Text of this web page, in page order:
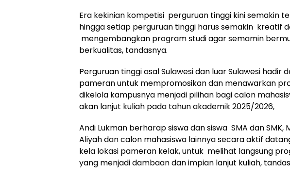
Era kekinian kompetisi perguruan tinggi kini semakin
hingga setiap perguruan tinggi harus semakin kreatif
mengembangkan program studi agar semamin
berkualitas, tandasnya.
Perguruan tinggi asal Sulawesi dan luar Sulawesi hadir
pameran untuk mempromosikan dan menawarkan
dikelola kampusnya menjadi pilihan bagi calon
akan lanjut kuliah pada tahun akademik 2025/2026,
Andi Lukman berharap siswa dan siswa SMA dan SMK,
Aliyah dan calon mahasiswa lainnya secara aktif
kela lokasi pameran kelak, untuk melihat langsung
yang menjadi dambaan dan impian lanjut kuliah,